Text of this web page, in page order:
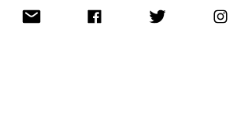
Casco antiguo de Pontevedra